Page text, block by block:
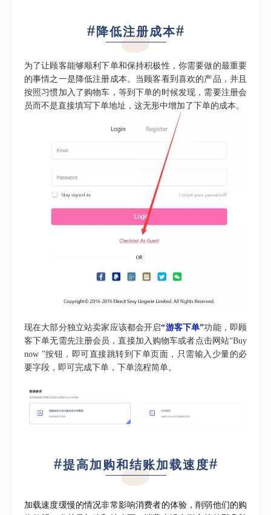
# 降低注册成本#
为了让顾客能够顺利下单和保持积极性，你需要做的最重要
的事情之一是降低注册成本。当顾客看到喜欢的产品，并且
按照习惯加入了购物车，等到下单的时候发现，需要注册会
员而不是直接填写下单地址，这无形中增加了下单的成本。
现在大部分独立站卖家应该都会开启“游客下单”功能，即顾
客下单无需先注册会员，直接加入购物车或者点击网站“Buy
now ”按钮，即可直接跳转到下单页面，只需输入少量的必
要字段，即可完成下单，下单流程简单。
#提高加购和结账加载速度#
加载速度缓慢的情况非常影响消费者的体验，削弱他们的购